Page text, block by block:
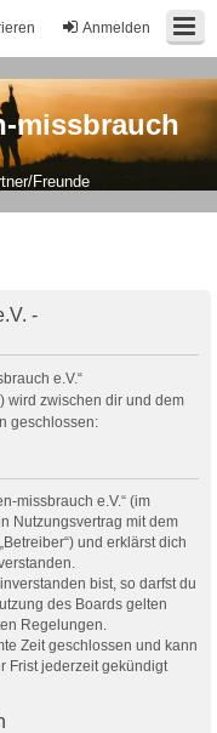
Anmelden
missbrauch
Freunde
-
e.V.“
wird zwischen dir und dem
geschlossen:
missbrauch e.V.“ (im
Nutzungsvertrag mit dem
und erklärst dich
bist, so darfst du
des Boards gelten
Regelungen.
Zeit geschlossen und kann
Frist jederzeit gekündigt